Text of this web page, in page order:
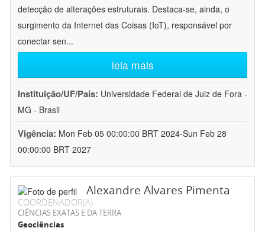
detecção de alterações estruturais. Destaca-se, ainda, o
surgimento da Internet das Coisas (IoT), responsável por
conectar sen...
leia mais
Instituição/UF/País: Universidade Federal de Juiz de Fora -
MG - Brasil
Vigência: Mon Feb 05 00:00:00 BRT 2024-Sun Feb 28
00:00:00 BRT 2027
Alexandre Alvares Pimenta
COORDENADOR(A)
CIÊNCIAS EXATAS E DA TERRA
Geociências